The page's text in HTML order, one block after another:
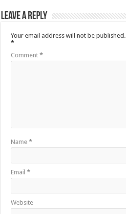
Leave a Reply
Your email address will not be published.
*
Comment*
Name*
Email*
Website